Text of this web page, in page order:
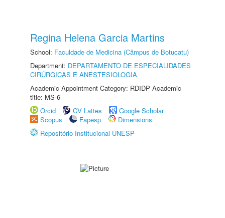
Regina Helena Garcia Martins
School: Faculdade de Medicina (Câmpus de Botucatu)
Department: DEPARTAMENTO DE ESPECIALIDADES
CIRÚRGICAS E ANESTESIOLOGIA
Academic Appointment Category: RDIDP Academic
title: MS-6
Orcid
CV Lattes
Google Scholar
Scopus
Fapesp
Dimensions
Repositório Institucional UNESP